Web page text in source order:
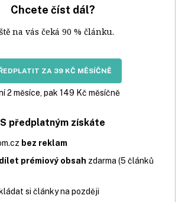
Chcete číst dál?
na vás čeká 90 % článku.
ZA 39 KČ MĚSÍČNĚ
2 měsíce, pak 149 Kč měsíčně
S předplatným získáte
bez reklam
prémiový obsah zdarma (5 článků
si články na později